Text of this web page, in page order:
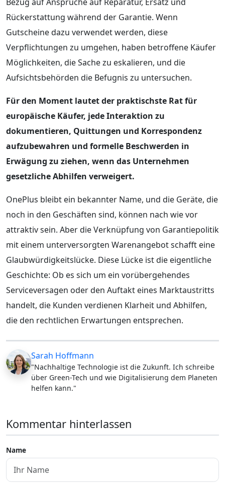
Rückerstattung während der Garantie. Wenn
Gutscheine dazu verwendet werden, diese
Verpflichtungen zu umgehen, haben betroffene Käufer
Möglichkeiten, die Sache zu eskalieren, und die
Aufsichtsbehörden die Befugnis zu untersuchen.
Für den Moment lautet der praktischste Rat für
europäische Käufer, jede Interaktion zu
dokumentieren, Quittungen und Korrespondenz
aufzubewahren und formelle Beschwerden in
Erwägung zu ziehen, wenn das Unternehmen
gesetzliche Abhilfen verweigert.
OnePlus bleibt ein bekannter Name, und die Geräte, die
noch in den Geschäften sind, können nach wie vor
attraktiv sein. Aber die Verknüpfung von Garantiepolitik
mit einem unterversorgten Warenangebot schafft eine
Glaubwürdigkeitslücke. Diese Lücke ist die eigentliche
Geschichte: Ob es sich um ein vorübergehendes
Serviceversagen oder den Auftakt eines Marktaustritts
handelt, die Kunden verdienen Klarheit und Abhilfen,
die den rechtlichen Erwartungen entsprechen.
Sarah Hoffmann
"Nachhaltige Technologie ist die Zukunft. Ich schreibe
über Green-Tech und wie Digitalisierung dem Planeten
helfen kann."
Kommentar hinterlassen
Name